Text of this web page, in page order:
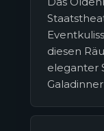
diesen
eleganter